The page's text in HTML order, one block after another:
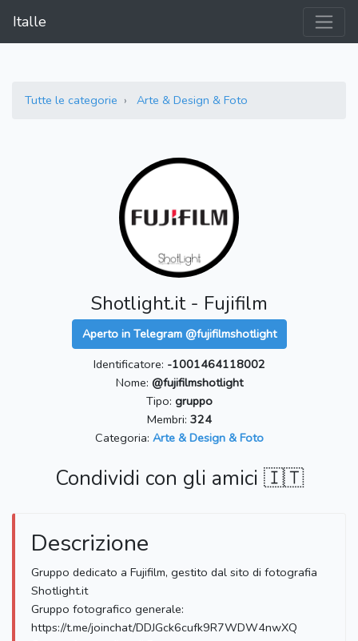
Italle
Tutte le categorie Arte & Design & Foto
Shotlight.it - Fujifilm
Aperto in Telegram @fujifilmshotlight
Identificatore: -1001464118002
Nome: @fujifilmshotlight
Tipo: gruppo
Membri: 324
Categoria: Arte & Design & Foto
Condividi con gli amici 🇮🇹
Descrizione
Gruppo dedicato a Fujifilm, gestito dal sito di fotografia
Shotlight.it
Gruppo fotografico generale:
https://t.me/joinchat/DDJGck6cufk9R7WDW4nwXQ